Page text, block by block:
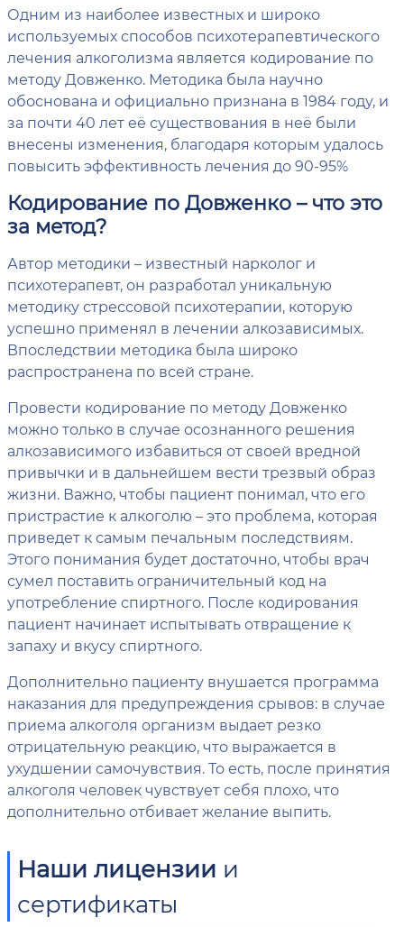
Одним из наиболее известных и широко
используемых способов психотерапевтического
лечения алкоголизма является кодирование по
методу Довженко. Методика была научно
обоснована и официально признана в 1984 году, и
за почти 40 лет её существования в неё были
внесены изменения, благодаря которым удалось
повысить эффективность лечения до 90-95%
Кодирование по Довженко – что это
за метод?
Автор методики – известный нарколог и
психотерапевт, он разработал уникальную
методику стрессовой психотерапии, которую
успешно применял в лечении алкозависимых.
Впоследствии методика была широко
распространена по всей стране.
Провести кодирование по методу Довженко
можно только в случае осознанного решения
алкозависимого избавиться от своей вредной
привычки и в дальнейшем вести трезвый образ
жизни. Важно, чтобы пациент понимал, что его
пристрастие к алкоголю – это проблема, которая
приведет к самым печальным последствиям.
Этого понимания будет достаточно, чтобы врач
сумел поставить ограничительный код на
употребление спиртного. После кодирования
пациент начинает испытывать отвращение к
запаху и вкусу спиртного.
Дополнительно пациенту внушается программа
наказания для предупреждения срывов: в случае
приема алкоголя организм выдает резко
отрицательную реакцию, что выражается в
ухудшении самочувствия. То есть, после принятия
алкоголя человек чувствует себя плохо, что
дополнительно отбивает желание выпить.
Наши лицензии и
сертификаты